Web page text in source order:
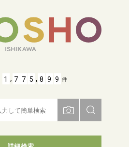
1 , 7 7 5 , 8 9 9 件